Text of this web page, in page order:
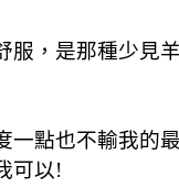
服，是那種少見
一點也不輸我的
可以!